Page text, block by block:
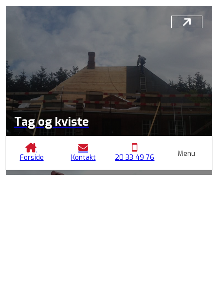
Forside Kontakt 20 33 49 76 Menu
Tag og kviste
Holdbare løsninger til tag, der beskytter dit hjem